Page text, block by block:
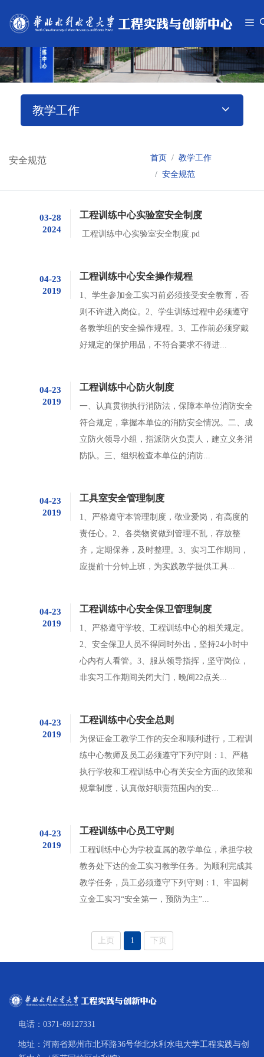
教学工作
安全规范 首页
教学工作
安全规范
03-28
2024
工程训练中心实验室安全制度
工程训练中心实验室安全制度.pd
04-23
2019
工程训练中心安全操作规程
1、学生参加金工实习前必须接受安全教育，否
则不许进入岗位。2、学生训练过程中必须遵守
各教学组的安全操作规程。3、工作前必须穿戴
好规定的保护用品，不符合要求不得进...
04-23
2019
工程训练中心防火制度
一、认真贯彻执行消防法，保障本单位消防安全
符合规定，掌握本单位的消防安全情况。二、成
立防火领导小组，指派防火负责人，建立义务消
防队。三、组织检查本单位的消防...
04-23
2019
工具室安全管理制度
1、严格遵守本管理制度，敬业爱岗，有高度的
责任心。2、各类物资做到管理不乱，存放整
齐，定期保养，及时整理。3、实习工作期间，
应提前十分钟上班，为实践教学提供工具...
04-23
2019
工程训练中心安全保卫管理制度
1、严格遵守学校、工程训练中心的相关规定。
2、安全保卫人员不得同时外出，坚持24小时中
心内有人看管。3、服从领导指挥，坚守岗位，
非实习工作期间关闭大门，晚间22点关...
04-23
2019
工程训练中心安全总则
为保证金工教学工作的安全和顺利进行，工程训
练中心教师及员工必须遵守下列守则：1、严格
执行学校和工程训练中心有关安全方面的政策和
规章制度，认真做好职责范围内的安...
04-23
2019
工程训练中心员工守则
工程训练中心为学校直属的教学单位，承担学校
教务处下达的金工实习教学任务。为顺利完成其
教学任务，员工必须遵守下列守则：1、牢固树
立金工实习“安全第一，预防为主”...
上页 1 下页
电话：0371-69127331
地址：河南省郑州市北环路36号华北水利水电大学工程实践与创